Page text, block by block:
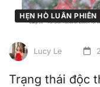
HẸN HÒ LUÂN PHIÊN
Lucy Le
Trạng thái độc